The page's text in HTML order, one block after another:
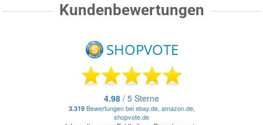
Kundenbewertungen